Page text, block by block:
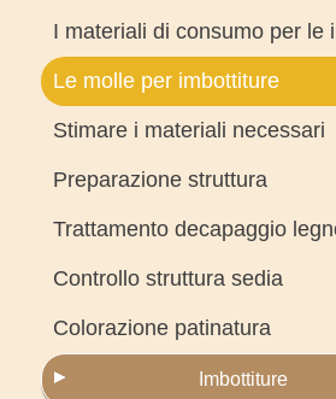
I materiali di consumo per le
Le molle per imbottiture
Stimare i materiali necessari
Preparazione struttura
Trattamento decapaggio
Controllo struttura sedia
Colorazione patinatura
Imbottiture